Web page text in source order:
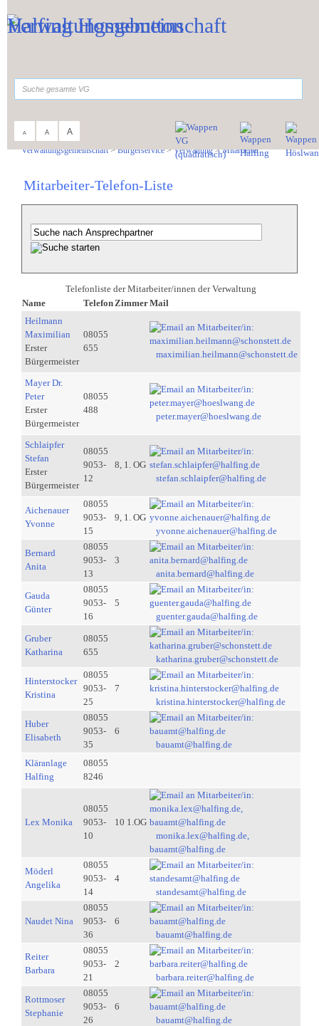
A A A
Verwaltungsgemeinschaft>Bürgerservice>Verwaltung>Mitarbeiter
Mitarbeiter-Telefon-Liste
Telefonliste der Mitarbeiter/innen der Verwaltung
Name
Telefon ZimmerMail
Heilmann
Maximilian
Erster
Bürgermeister
08055
655
maximilian.heilmann@schonstett.de
Mayer Dr.
Peter
Erster
Bürgermeister
08055
488
peter.mayer@hoeslwang.de
Schlaipfer
Stefan
Erster
Bürgermeister
08055
9053-
12
8, 1. OG
stefan.schlaipfer@halfing.de
Aichenauer
Yvonne
08055
9053-
15
9, 1. OG
yvonne.aichenauer@halfing.de
Bernard
Anita
08055
9053-
13
3
anita.bernard@halfing.de
Gauda
Günter
08055
9053-
16
5
guenter.gauda@halfing.de
Gruber
Katharina
08055
655
katharina.gruber@schonstett.de
Hinterstocker
Kristina
08055
9053-
25
7
kristina.hinterstocker@halfing.de
Huber
Elisabeth
08055
9053-
35
6
bauamt@halfing.de
Kläranlage
Halfing
08055
8246
Lex Monika
08055
9053-
10
10 1.OG
monika.lex@halfing.de,
bauamt@halfing.de
Möderl
Angelika
08055
9053-
14
4
standesamt@halfing.de
Naudet Nina
08055
9053-
36
6
bauamt@halfing.de
Reiter
Barbara
08055
9053-
21
2
barbara.reiter@halfing.de
Rottmoser
Stephanie
08055
9053-
26
6
bauamt@halfing.de